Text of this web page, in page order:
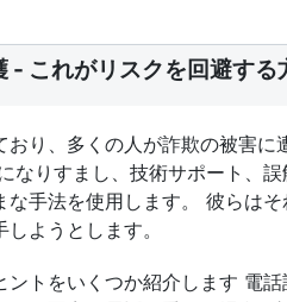
- これがリスクを回避する
おり、多くの人が詐欺の被害に
なりすまし、技術サポート、
な手法を使用します。 彼らは
ようとします。
ントをいくつか紹介します 電